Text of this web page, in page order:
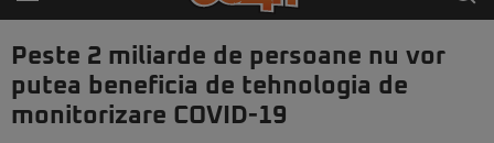
Peste 2 miliarde de persoane nu vor
putea beneficia de tehnologia de
monitorizare COVID-19